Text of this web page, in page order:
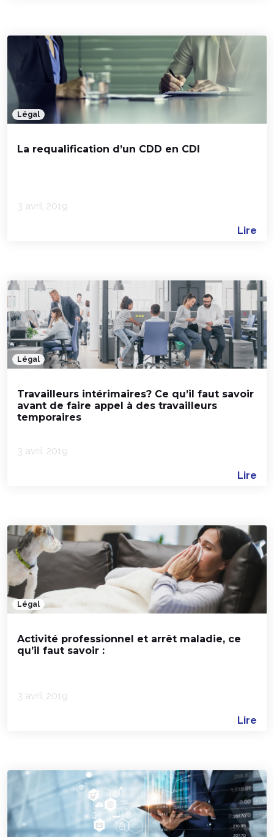
Légal
La requalification d’un CDD en CDI
3 avril 2019
Lire
Légal
Travailleurs intérimaires? Ce qu’il faut savoir
avant de faire appel à des travailleurs
temporaires
3 avril 2019
Lire
Légal
Activité professionnel et arrêt maladie, ce
qu’il faut savoir :
3 avril 2019
Lire